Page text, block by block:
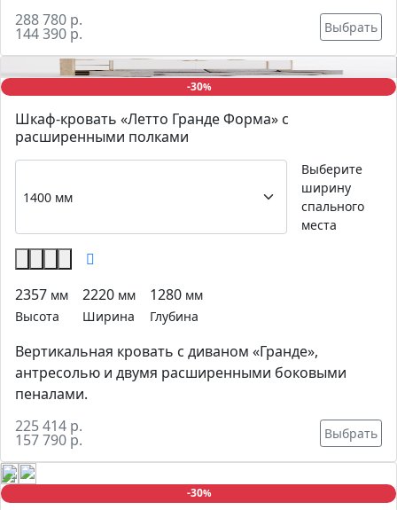
288 780 р.
144 390 р. Выбрать
-30%
Шкаф-кровать «Летто Гранде Форма» с
расширенными полками
Выберите
ширину
спального
места
2357 мм
Высота
2220 мм
Ширина
1280 мм
Глубина
Вертикальная кровать с диваном «Гранде»,
антресолью и двумя расширенными боковыми
пеналами.
225 414 р.
157 790 р. Выбрать
-30%